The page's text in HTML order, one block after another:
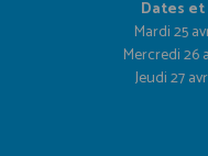
Dates
Mardi 25
Mercredi 26
Jeudi 27